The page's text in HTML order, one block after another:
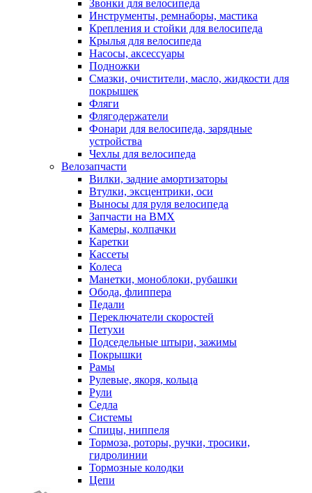
Звонки для велосипеда
Инструменты, ремнаборы, мастика
Крепления и стойки для велосипеда
Крылья для велосипеда
Насосы, аксессуары
Подножки
Смазки, очистители, масло, жидкости для
покрышек
Фляги
Флягодержатели
Фонари для велосипеда, зарядные
устройства
Чехлы для велосипеда
Велозапчасти
Вилки, задние амортизаторы
Втулки, эксцентрики, оси
Выносы для руля велосипеда
Запчасти на BMX
Камеры, колпачки
Каретки
Кассеты
Колеса
Манетки, моноблоки, рубашки
Обода, флиппера
Педали
Переключатели скоростей
Петухи
Подседельные штыри, зажимы
Покрышки
Рамы
Рулевые, якоря, кольца
Рули
Седла
Системы
Спицы, ниппеля
Тормоза, роторы, ручки, тросики,
гидролинии
Тормозные колодки
Цепи